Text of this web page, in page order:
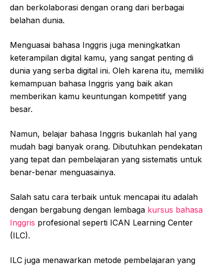
dan berkolaborasi dengan orang dari berbagai
belahan dunia.
Menguasai bahasa Inggris juga meningkatkan
keterampilan digital kamu, yang sangat penting di
dunia yang serba digital ini. Oleh karena itu, memiliki
kemampuan bahasa Inggris yang baik akan
memberikan kamu keuntungan kompetitif yang
besar.
Namun, belajar bahasa Inggris bukanlah hal yang
mudah bagi banyak orang. Dibutuhkan pendekatan
yang tepat dan pembelajaran yang sistematis untuk
benar-benar menguasainya.
Salah satu cara terbaik untuk mencapai itu adalah
dengan bergabung dengan lembaga kursus bahasa
Inggris profesional seperti ICAN Learning Center
(ILC).
ILC juga menawarkan metode pembelajaran yang